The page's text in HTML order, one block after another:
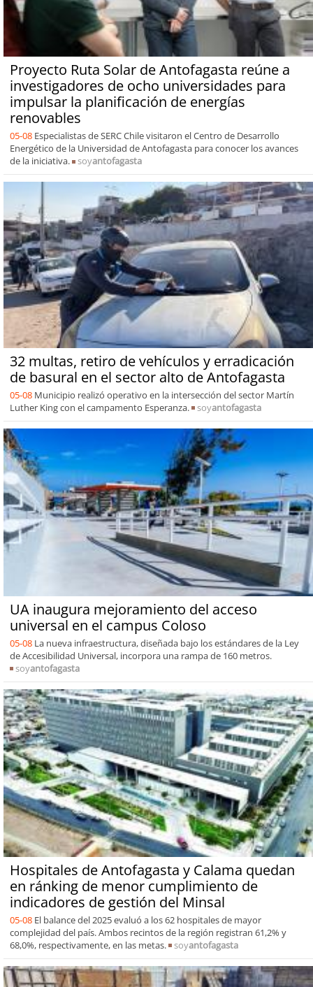
Proyecto Ruta Solar de Antofagasta reúne a
investigadores de ocho universidades para
impulsar la planificación de energías
renovables
05-08 Especialistas de SERC Chile visitaron el Centro de Desarrollo
Energético de la Universidad de Antofagasta para conocer los avances
de la iniciativa.
soyantofagasta
32 multas, retiro de vehículos y erradicación
de basural en el sector alto de Antofagasta
05-08 Municipio realizó operativo en la intersección del sector Martín
Luther King con el campamento Esperanza.
soyantofagasta
UA inaugura mejoramiento del acceso
universal en el campus Coloso
05-08 La nueva infraestructura, diseñada bajo los estándares de la Ley
de Accesibilidad Universal, incorpora una rampa de 160 metros.
soyantofagasta
Hospitales de Antofagasta y Calama quedan
en ránking de menor cumplimiento de
indicadores de gestión del Minsal
05-08 El balance del 2025 evaluó a los 62 hospitales de mayor
complejidad del país. Ambos recintos de la región registran 61,2% y
68,0%, respectivamente, en las metas.
soyantofagasta